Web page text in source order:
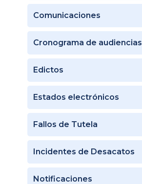
Comunicaciones
Cronograma de audiencias
Edictos
Estados electrónicos
Fallos de Tutela
Incidentes de Desacatos
Notificaciones